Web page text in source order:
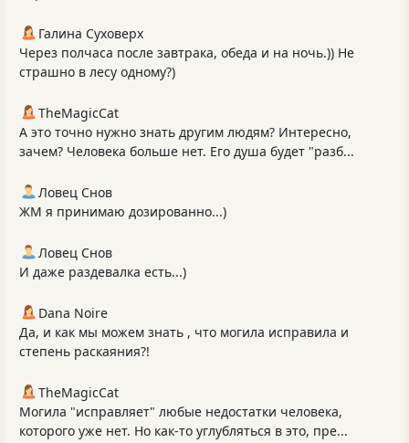
Галина Суховерх
Через полчаса после завтрака, обеда и на ночь.)) Не
страшно в лесу одному?)
TheMagicCat
А это точно нужно знать другим людям? Интересно,
зачем? Человека больше нет. Его душа будет "разб...
Ловец Снов
ЖМ я принимаю дозированно...)
Ловец Снов
И даже раздевалка есть...)
Dana Noire
Да, и как мы можем знать , что могила исправила и
степень раскаяния?!
TheMagicCat
Могила "исправляет" любые недостатки человека,
которого уже нет. Но как-то углубляться в это, пре...